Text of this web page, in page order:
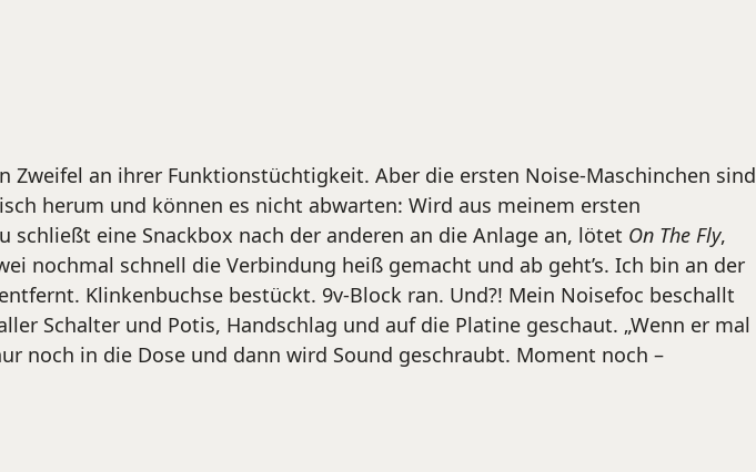
an ihrer Funktionstüchtigkeit. Aber die ersten Noise-Maschinchen sind
herum und können es nicht abwarten: Wird aus meinem ersten
eine Snackbox nach der anderen an die Anlage an, lötet On The Fly,
nochmal schnell die Verbindung heiß gemacht und ab geht’s. Ich bin an der
Klinkenbuchse bestückt. 9v-Block ran. Und?! Mein Noisefoc beschallt
Schalter und Potis, Handschlag und auf die Platine geschaut. „Wenn er mal
noch in die Dose und dann wird Sound geschraubt. Moment noch –